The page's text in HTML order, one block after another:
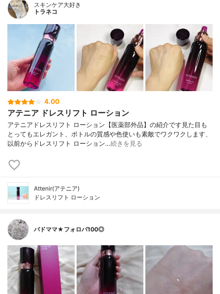
スキンケア大好き
トラネコ
4.00
アテニア ドレスリフト ローション
アテニアドレスリフト ローション【医薬部外品】の紹介です見た目も
とってもエレガント、ボトルの質感や色使いも素敵でワクワクします、
以前からドレスリフト ローション…続きを見る
Attenir(アテニア)
ドレスリフト ローション
バドママ★フォロバ100◎